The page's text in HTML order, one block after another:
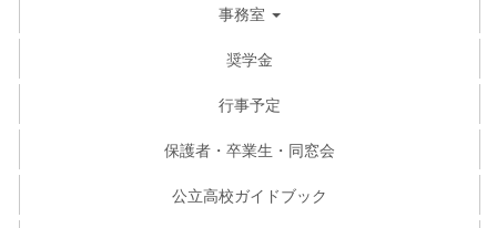
事務室
奨学金
行事予定
保護者・卒業生・同窓会
公立高校ガイドブック